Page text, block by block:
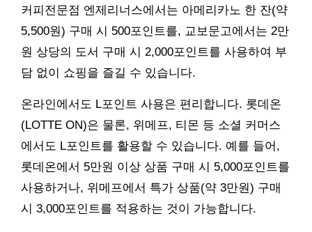
커피전문점 엔제리너스에서는 아메리카노 한 잔(약
5,500원) 구매 시 500포인트를, 교보문고에서는 2만
원 상당의 도서 구매 시 2,000포인트를 사용하여 부
담 없이 쇼핑을 즐길 수 있습니다.
온라인에서도 L포인트 사용은 편리합니다. 롯데온
(LOTTE ON)은 물론, 위메프, 티몬 등 소셜 커머스
에서도 L포인트를 활용할 수 있습니다. 예를 들어,
롯데온에서 5만원 이상 상품 구매 시 5,000포인트를
사용하거나, 위메프에서 특가 상품(약 3만원) 구매
시 3,000포인트를 적용하는 것이 가능합니다.